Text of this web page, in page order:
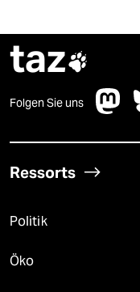
taz
Folgen Sie uns
Ressorts
Politik
Öko